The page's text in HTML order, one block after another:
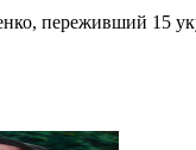
переживший 15